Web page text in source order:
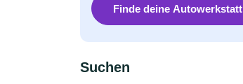
Finde deine Autowerkstatt
Suchen